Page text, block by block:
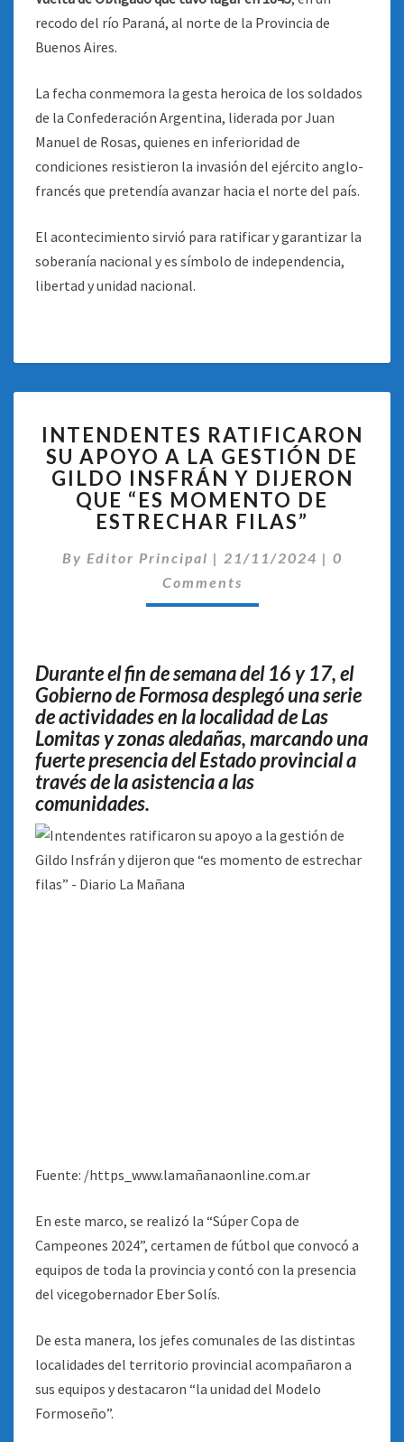
recodo del río Paraná, al norte de la Provincia de
Buenos Aires.
La fecha conmemora la gesta heroica de los soldados
de la Confederación Argentina, liderada por Juan
Manuel de Rosas, quienes en inferioridad de
condiciones resistieron la invasión del ejército anglo-
francés que pretendía avanzar hacia el norte del país.
El acontecimiento sirvió para ratificar y garantizar la
soberanía nacional y es símbolo de independencia,
libertad y unidad nacional.
RATIFICARON
SU
APOYO
A
LA
GESTIÓN
DE
GILDO
“ES
MOMENTO
DE
ESTRECHAR
FILAS”
INTENDENTES RATIFICARON
SU APOYO A LA GESTIÓN DE
GILDO INSFRÁN Y DIJERON
QUE “ES MOMENTO DE
ESTRECHAR FILAS”
By Editor Principal | 21/11/2024 | 0
Comments
Durante el fin de semana del 16 y 17, el
Gobierno de Formosa desplegó una serie
de actividades en la localidad de Las
Lomitas y zonas aledañas, marcando una
fuerte presencia del Estado provincial a
través de la asistencia a las
comunidades.
Fuente: /https_www.lamañanaonline.com.ar
En este marco, se realizó la “Súper Copa de
Campeones 2024”, certamen de fútbol que convocó a
equipos de toda la provincia y contó con la presencia
del vicegobernador Eber Solís.
De esta manera, los jefes comunales de las distintas
localidades del territorio provincial acompañaron a
sus equipos y destacaron “la unidad del Modelo
Formoseño”.